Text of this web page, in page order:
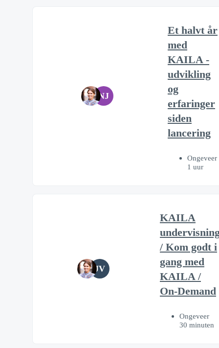
NJ
Et halvt år
med
KAILA -
udvikling
og
erfaringer
siden
lancering
Ongeveer
1 uur
JV
KAILA
/ Kom godt i
gang med
KAILA /
On-Demand
Ongeveer
30 minuten